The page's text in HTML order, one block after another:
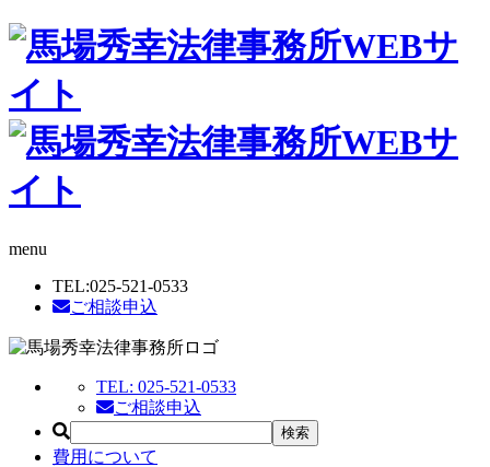
menu
TEL:025-521-0533
ご相談申込
TEL: 025-521-0533
ご相談申込
費用について